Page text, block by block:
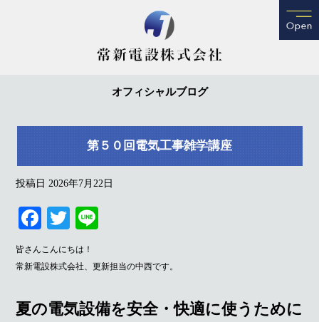
オフィシャルブログ
第５０回電気工事雑学講座
投稿日 2026年7月22日
Fa
ce
bo
T
wi
tte
皆さんこんにちは！
常新電設株式会社、更新担当の中西です。
夏の電気設備を安全・快適に使うために